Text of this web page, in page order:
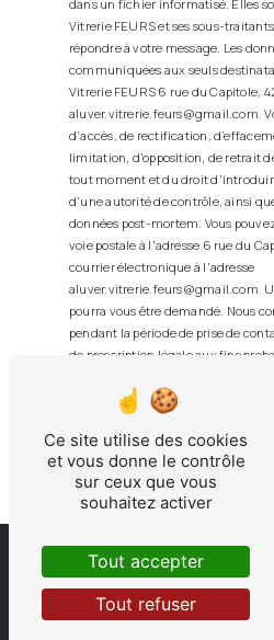
dans un fichier informatisé. Elles
Vitrerie FEURS et ses sous-
répondre à votre message. Les
communiquées aux seuls
Vitrerie FEURS 6 rue du Capitole,
aluver.vitrerie.feurs@gmail.com.
d’accès, de rectification,
limitation, d’opposition, de retrait
tout moment et du droit
d’une autorité de contrôle, ainsi
données post-mortem. Vous
voie postale à l'adresse 6 rue du
courrier électronique à l'adresse
aluver.vitrerie.feurs@gmail.com.
pourra vous être demandé. Nous
pendant la période de prise de
de prescription légale aux fins
contentieux. Vous avez le droit de
d'opposition au démarchage
.
d’informations sur vos droits.
RECHERCHES
©Vistalid- 2026 - Tous
Ce site utilise des cookies
et vous donne le contrôle
sur ceux que vous
souhaitez activer
Tout accepter
Tout refuser